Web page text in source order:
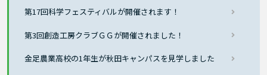
第17回科学フェスティバルが開催されます！
第3回創造工房クラブＧＧが開催されました！
金足農業高校の1年生が秋田キャンパスを見学しました